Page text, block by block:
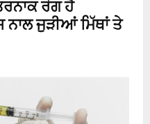
ਰੋਗ ਹੈ
ਜੁੜੀਆਂ ਮਿੱਥਾਂ ਤੇ